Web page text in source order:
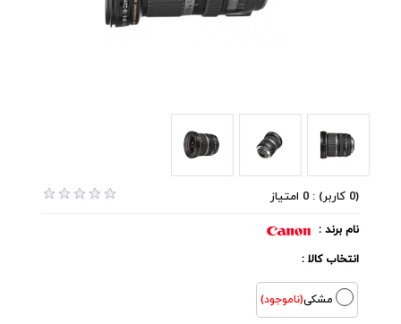
(0 کاربر) : 0 امتیاز
نام برند :
انتخاب کالا :
مشکی(ناموجود)